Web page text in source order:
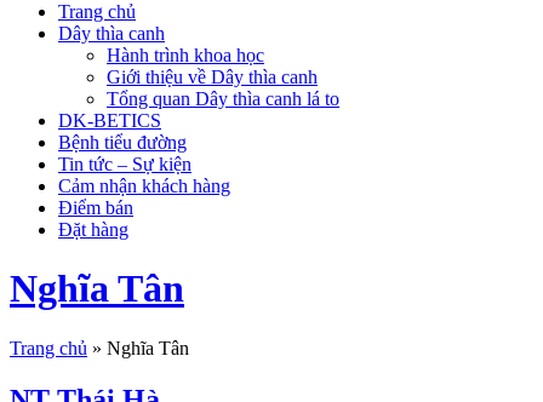
Trang chủ
Dây thìa canh
Hành trình khoa học
Giới thiệu về Dây thìa canh
Tổng quan Dây thìa canh lá to
DK-BETICS
Bệnh tiểu đường
Tin tức – Sự kiện
Cảm nhận khách hàng
Điểm bán
Đặt hàng
Nghĩa Tân
Trang chủ » Nghĩa Tân